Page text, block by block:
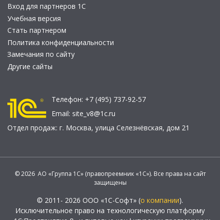
Вход для партнеров 1С
Учебная версия
Стать партнером
Политика конфиденциальности
Замечания по сайту
Другие сайты
Телефон: +7 (495) 737-92-57
Email: site_v8@1c.ru
Отдел продаж: г. Москва, улица Селезнёвская, дом 21
© 2026 АО «Группа 1С» (правопреемник «1С»). Все права на сайт
защищены
© 2011- 2026 ООО «1С-Софт» (о компании).
Исключительное право на технологическую платформу